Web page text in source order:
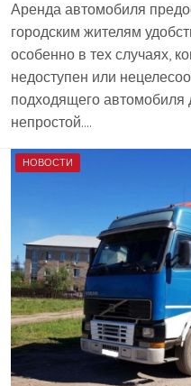
Аренда автомобиля
городским жителям
особенно в тех случаях,
недоступен или
подходящего автомобиля
непростой….
НОВОСТИ